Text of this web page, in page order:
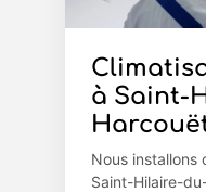
à Saint-
Nous installons
Saint-Hilaire-